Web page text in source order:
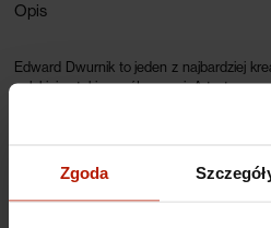
Zgoda
Opis
Edward Dwurnik to jeden z najbardziej
polskiej sztuki współczesnej. Artysta
możliwym miejscu, chwyta każdą
panoramę kraju, która staje się inspiracją
nie odwzorowuje jedynie architektury, lecz
panującej w nim atmosferze, którą